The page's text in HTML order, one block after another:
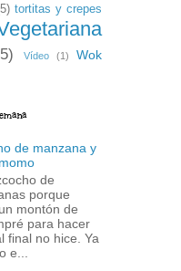
tortitas y crepes
Vídeo (1)
Wok
de manzana y
de
porque
montón de
para hacer
final no hice. Ya
e...